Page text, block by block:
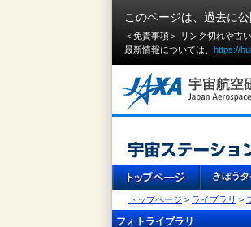
このページは、過去に
＜免責事項＞ リンク切れや古
最新情報については、 https://
トップページ > ライブラリ >
フォトライブラリ